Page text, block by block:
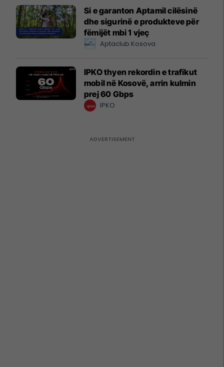
Si e garanton Aptamil cilësinë
dhe sigurinë e produkteve për
fëmijët mbi 1 vjeç
Aptaclub Kosova
IPKO thyen rekordin e trafikut
mobil në Kosovë, arrin kulmin
prej 60 Gbps
IPKO